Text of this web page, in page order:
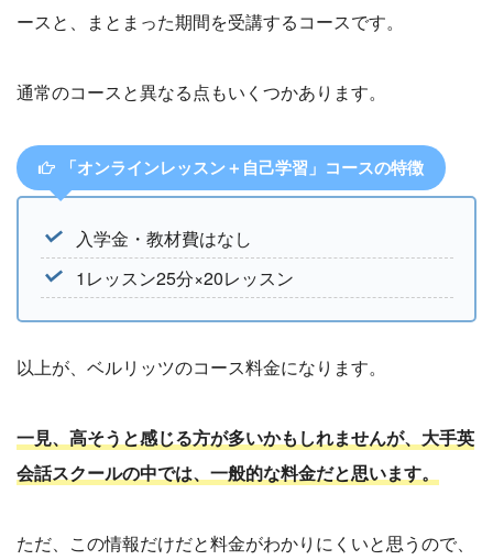
ースと、まとまった期間を受講するコースです。
通常のコースと異なる点もいくつかあります。
「オンラインレッスン＋自己学習」コースの特徴
入学金・教材費はなし
1レッスン25分×20レッスン
以上が、ベルリッツのコース料金になります。
一見、高そうと感じる方が多いかもしれませんが、大手英
会話スクールの中では、一般的な料金だと思います。
ただ、この情報だけだと料金がわかりにくいと思うので、